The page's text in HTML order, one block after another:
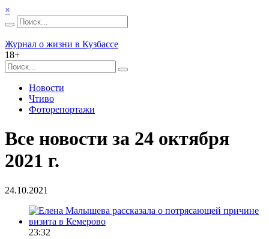
×
Журнал о жизни в Кузбассе
18+
Новости
Чтиво
Фоторепортажи
Все новости за 24 октября
2021 г.
24.10.2021
23:32